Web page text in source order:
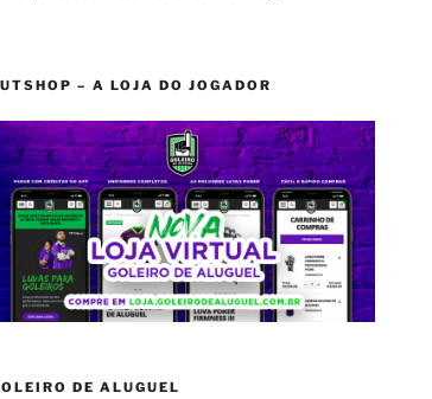
– A LOJA DO JOGADOR
DE ALUGUEL